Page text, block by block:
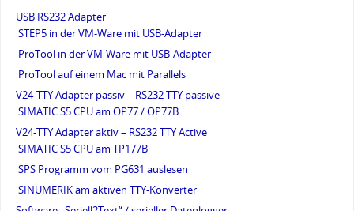
USB RS232 Adapter
STEP5 in der VM-Ware mit USB-Adapter
ProTool in der VM-Ware mit USB-Adapter
ProTool auf einem Mac mit Parallels
V24-TTY Adapter passiv – RS232 TTY passive
SIMATIC S5 CPU am OP77 / OP77B
V24-TTY Adapter aktiv – RS232 TTY Active
SIMATIC S5 CPU am TP177B
SPS Programm vom PG631 auslesen
SINUMERIK am aktiven TTY-Konverter